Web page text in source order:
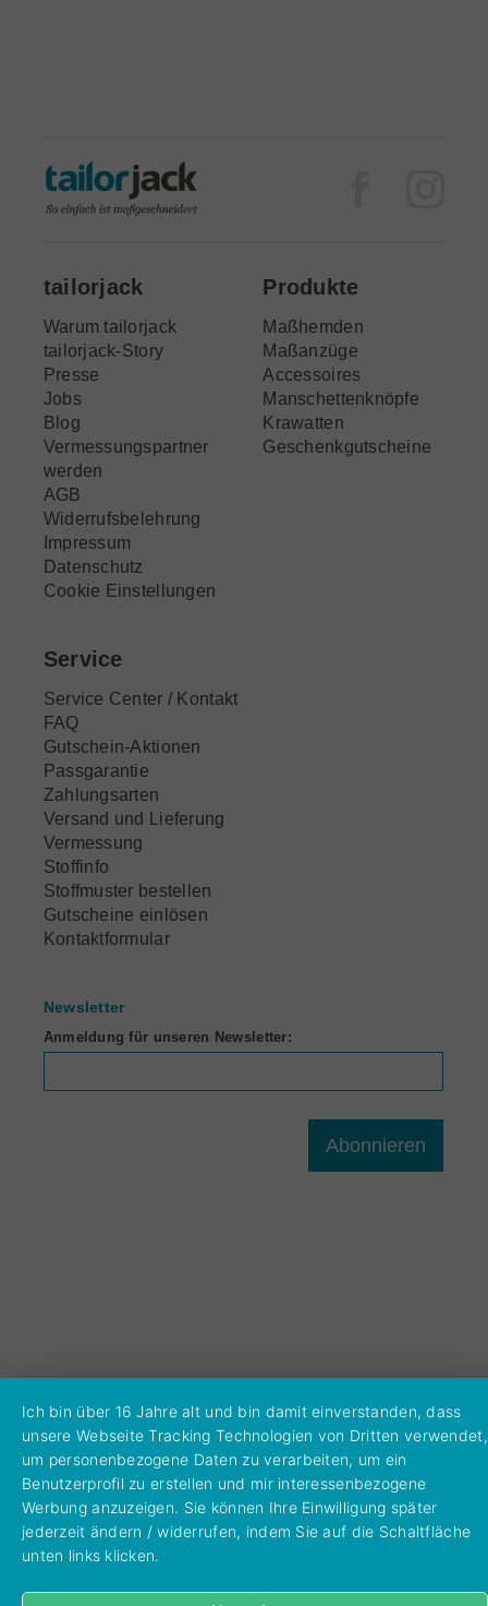
tailorjack
Warum tailorjack
tailorjack-Story
Presse
Jobs
Blog
Vermessungspartner
werden
AGB
Widerrufsbelehrung
Impressum
Datenschutz
Cookie Einstellungen
Produkte
Maßhemden
Maßanzüge
Accessoires
Manschettenknöpfe
Krawatten
Geschenkgutscheine
Service
Service Center / Kontakt
FAQ
Gutschein-Aktionen
Passgarantie
Zahlungsarten
Versand und Lieferung
Vermessung
Stoffinfo
Stoffmuster bestellen
Gutscheine einlösen
Kontaktformular
Newsletter
Anmeldung für unseren Newsletter:
Abonnieren
Ich bin über 16 Jahre alt und bin damit einverstanden, dass
unsere Webseite Tracking Technologien von Dritten verwendet,
um personenbezogene Daten zu verarbeiten, um ein
Benutzerprofil zu erstellen und mir interessenbezogene
Werbung anzuzeigen. Sie können Ihre Einwilligung später
jederzeit ändern / widerrufen, indem Sie auf die Schaltfläche
unten links klicken.